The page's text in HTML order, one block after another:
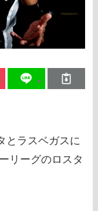
とラスベガスに
リーグのロスタ